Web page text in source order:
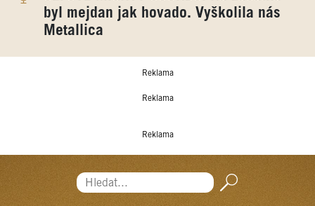
byl mejdan jak hovado. Vyškolila nás
Metallica
Reklama
Reklama
Reklama
Hledat...